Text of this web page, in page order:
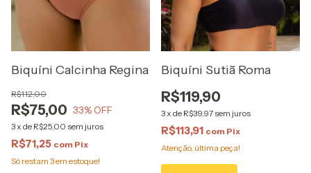
Biquíni Calcinha Regina
R$75,00
R$112,00
33% OFF
3 x de R$25,00 sem juros
R$71,25 com Pix
Só restam 3em estoque!
Biquíni Sutiã Roma
R$119,90
3 x de R$39,97 sem juros
R$113,91 com Pix
Atenção, última peça!